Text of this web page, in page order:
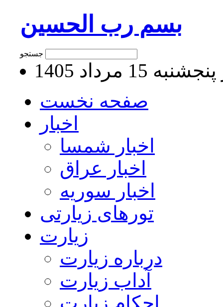
بسم رب الحسین
15 مرداد 1405
صفحه نخست
اخبار
اخبار شمسا
اخبار عراق
اخبار سوریه
تورهای زیارتی
زیارت
درباره زیارت
آداب زیارت
احکام زیارت